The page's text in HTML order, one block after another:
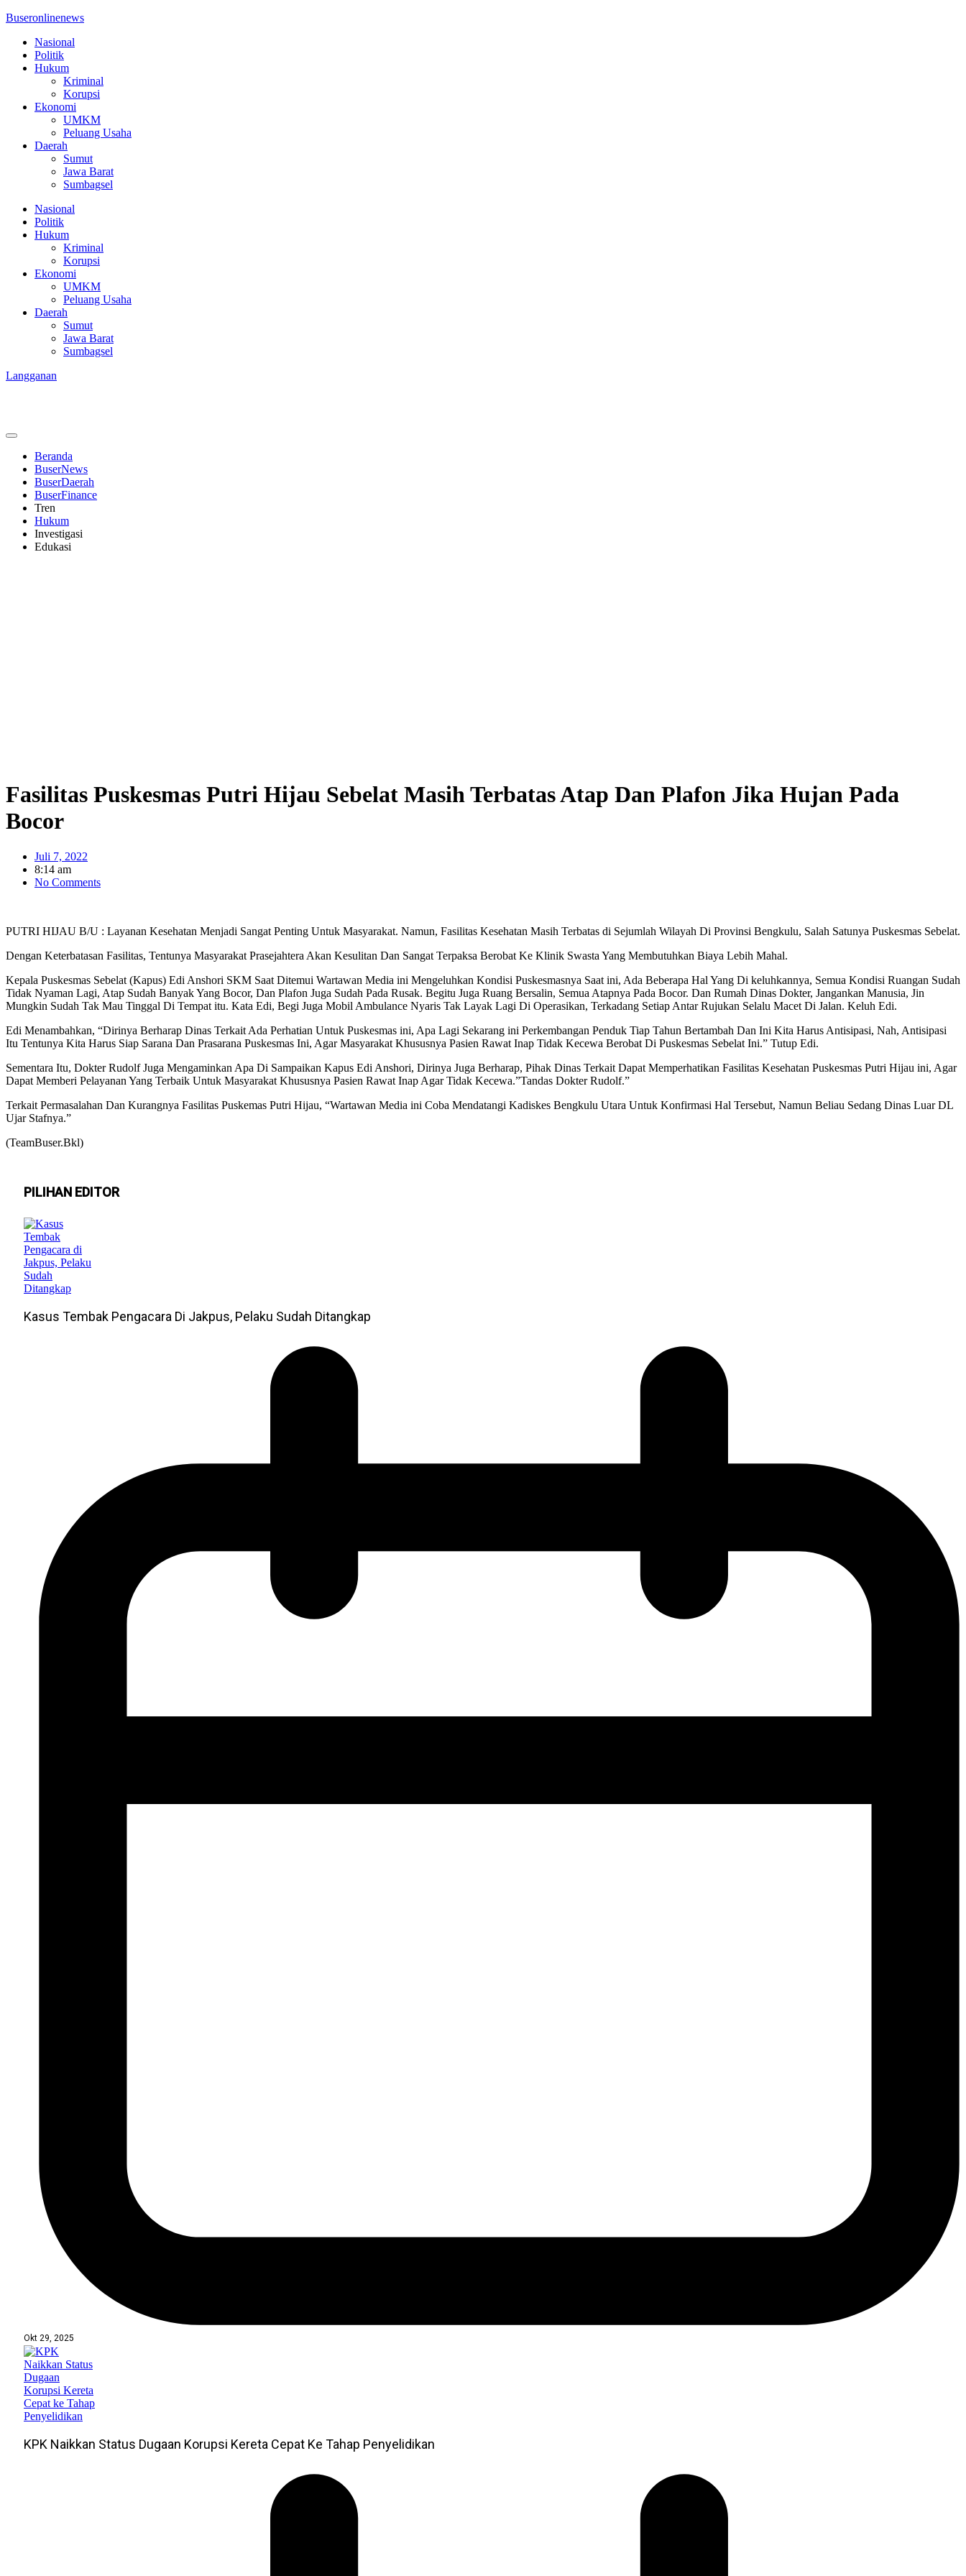
Buseronlinenews
Nasional
Politik
Hukum
Kriminal
Korupsi
Ekonomi
UMKM
Peluang Usaha
Daerah
Sumut
Jawa Barat
Sumbagsel
Nasional
Politik
Hukum
Kriminal
Korupsi
Ekonomi
UMKM
Peluang Usaha
Daerah
Sumut
Jawa Barat
Sumbagsel
Langganan
Beranda
BuserNews
BuserDaerah
BuserFinance
Tren
Hukum
Investigasi
Edukasi
Fasilitas Puskesmas Putri Hijau Sebelat Masih Terbatas Atap Dan Plafon Jika Hujan Pada
Bocor
Juli 7, 2022
8:14 am
No Comments
PUTRI HIJAU B/U : Layanan Kesehatan Menjadi Sangat Penting Untuk Masyarakat. Namun, Fasilitas Kesehatan Masih Terbatas di Sejumlah Wilayah Di Provinsi Bengkulu, Salah Satunya Puskesmas Sebelat.
Dengan Keterbatasan Fasilitas, Tentunya Masyarakat Prasejahtera Akan Kesulitan Dan Sangat Terpaksa Berobat Ke Klinik Swasta Yang Membutuhkan Biaya Lebih Mahal.
Kepala Puskesmas Sebelat (Kapus) Edi Anshori SKM Saat Ditemui Wartawan Media ini Mengeluhkan Kondisi Puskesmasnya Saat ini, Ada Beberapa Hal Yang Di keluhkannya, Semua Kondisi Ruangan Sudah
Tidak Nyaman Lagi, Atap Sudah Banyak Yang Bocor, Dan Plafon Juga Sudah Pada Rusak. Begitu Juga Ruang Bersalin, Semua Atapnya Pada Bocor. Dan Rumah Dinas Dokter, Jangankan Manusia, Jin
Mungkin Sudah Tak Mau Tinggal Di Tempat itu. Kata Edi, Begi Juga Mobil Ambulance Nyaris Tak Layak Lagi Di Operasikan, Terkadang Setiap Antar Rujukan Selalu Macet Di Jalan. Keluh Edi.
Edi Menambahkan, “Dirinya Berharap Dinas Terkait Ada Perhatian Untuk Puskesmas ini, Apa Lagi Sekarang ini Perkembangan Penduk Tiap Tahun Bertambah Dan Ini Kita Harus Antisipasi, Nah, Antisipasi
Itu Tentunya Kita Harus Siap Sarana Dan Prasarana Puskesmas Ini, Agar Masyarakat Khususnya Pasien Rawat Inap Tidak Kecewa Berobat Di Puskesmas Sebelat Ini.” Tutup Edi.
Sementara Itu, Dokter Rudolf Juga Mengaminkan Apa Di Sampaikan Kapus Edi Anshori, Dirinya Juga Berharap, Pihak Dinas Terkait Dapat Memperhatikan Fasilitas Kesehatan Puskesmas Putri Hijau ini, Agar
Dapat Memberi Pelayanan Yang Terbaik Untuk Masyarakat Khususnya Pasien Rawat Inap Agar Tidak Kecewa.”Tandas Dokter Rudolf.”
Terkait Permasalahan Dan Kurangnya Fasilitas Puskemas Putri Hijau, “Wartawan Media ini Coba Mendatangi Kadiskes Bengkulu Utara Untuk Konfirmasi Hal Tersebut, Namun Beliau Sedang Dinas Luar DL
Ujar Stafnya.”
(TeamBuser.Bkl)
PILIHAN EDITOR
Kasus Tembak Pengacara Di Jakpus, Pelaku Sudah Ditangkap
Okt 29, 2025
KPK Naikkan Status Dugaan Korupsi Kereta Cepat Ke Tahap Penyelidikan